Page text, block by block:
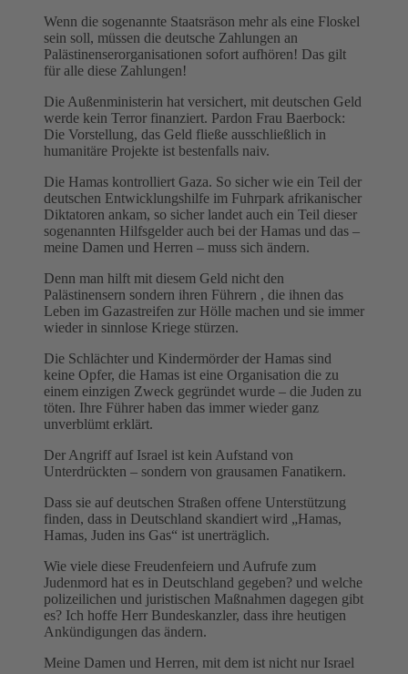
Wenn die sogenannte Staatsräson mehr als eine Floskel
sein soll, müssen die deutsche Zahlungen an
Palästinenserorganisationen sofort aufhören! Das gilt
für alle diese Zahlungen!
Die Außenministerin hat versichert, mit deutschen Geld
werde kein Terror finanziert. Pardon Frau Baerbock:
Die Vorstellung, das Geld fließe ausschließlich in
humanitäre Projekte ist bestenfalls naiv.
Die Hamas kontrolliert Gaza. So sicher wie ein Teil der
deutschen Entwicklungshilfe im Fuhrpark afrikanischer
Diktatoren ankam, so sicher landet auch ein Teil dieser
sogenannten Hilfsgelder auch bei der Hamas und das –
meine Damen und Herren – muss sich ändern.
Denn man hilft mit diesem Geld nicht den
Palästinensern sondern ihren Führern , die ihnen das
Leben im Gazastreifen zur Hölle machen und sie immer
wieder in sinnlose Kriege stürzen.
Die Schlächter und Kindermörder der Hamas sind
keine Opfer, die Hamas ist eine Organisation die zu
einem einzigen Zweck gegründet wurde – die Juden zu
töten. Ihre Führer haben das immer wieder ganz
unverblümt erklärt.
Der Angriff auf Israel ist kein Aufstand von
Unterdrückten – sondern von grausamen Fanatikern.
Dass sie auf deutschen Straßen offene Unterstützung
finden, dass in Deutschland skandiert wird „Hamas,
Hamas, Juden ins Gas“ ist unerträglich.
Wie viele diese Freudenfeiern und Aufrufe zum
Judenmord hat es in Deutschland gegeben? und welche
polizeilichen und juristischen Maßnahmen dagegen gibt
es? Ich hoffe Herr Bundeskanzler, dass ihre heutigen
Ankündigungen das ändern.
Meine Damen und Herren, mit dem ist nicht nur Israel